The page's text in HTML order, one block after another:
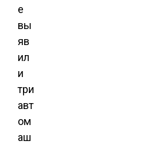
е
вы
яв
ил
и
три
авт
ом
аш